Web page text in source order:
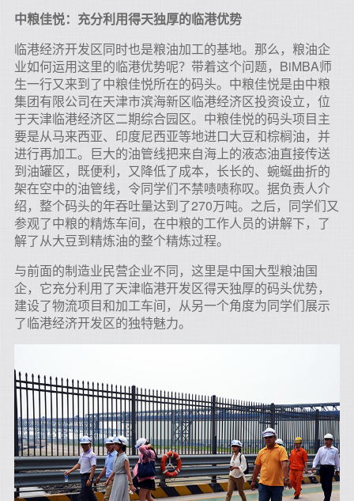
中粮佳悦：充分利用得天独厚的临港优势
临港经济开发区同时也是粮油加工的基地。那么，粮油企
业如何运用这里的临港优势呢？带着这个问题，BiMBA师
生一行又来到了中粮佳悦所在的码头。中粮佳悦是由中粮
集团有限公司在天津市滨海新区临港经济区投资设立，位
于天津临港经济区二期综合园区。中粮佳悦的码头项目主
要是从马来西亚、印度尼西亚等地进口大豆和棕榈油，并
进行再加工。巨大的油管线把来自海上的液态油直接传送
到油罐区，既便利，又降低了成本，长长的、蜿蜒曲折的
架在空中的油管线，令同学们不禁啧啧称叹。据负责人介
绍，整个码头的年吞吐量达到了270万吨。之后，同学们又
参观了中粮的精炼车间，在中粮的工作人员的讲解下，了
解了从大豆到精炼油的整个精炼过程。
与前面的制造业民营企业不同，这里是中国大型粮油国
企，它充分利用了天津临港开发区得天独厚的码头优势，
建设了物流项目和加工车间，从另一个角度为同学们展示
了临港经济开发区的独特魅力。